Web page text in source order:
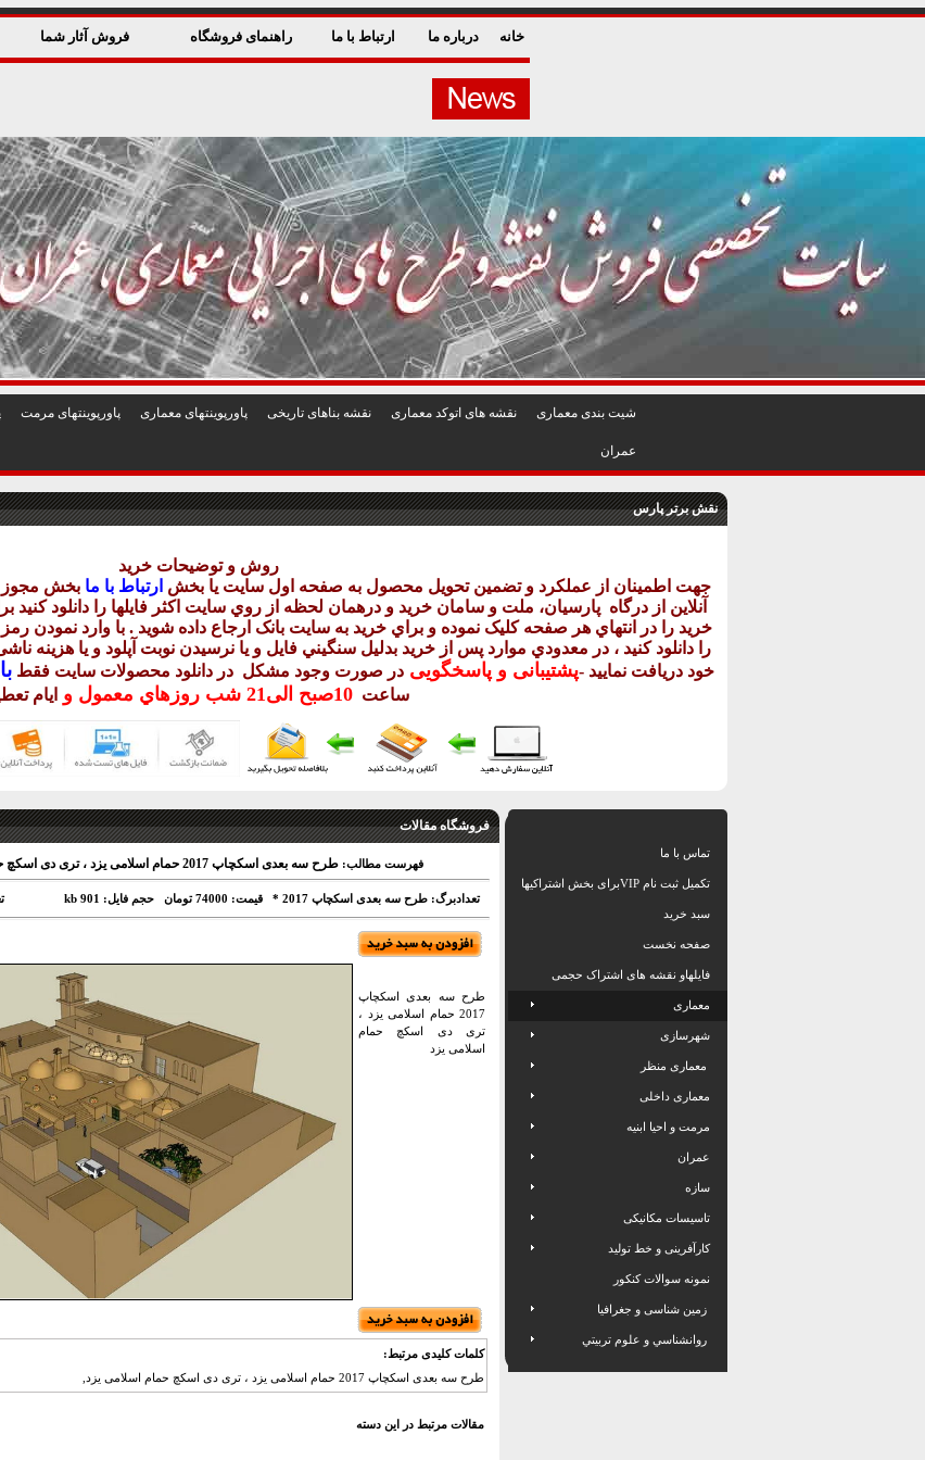
خانه درباره ما ارتباط با ما راهنمای فروشگاه فروش آثار شما
شيت بندی معماری نقشه های اتوکد معماری نقشه بناهای تاريخی پاورپوينتهای معماری پاورپوينتهای مرمت
عمران
نقش برتر پارس
روش و توضيحات خريد
جهت اطمينان از عملکرد و تضمين تحويل محصول به صفحه اول سايت يا بخش ارتباط با ما بخش مجوز
آنلاين از درگاه پارسيان، ملت و سامان خريد و درهمان لحظه از روي سايت اکثر فايلها را دانلود
خريد را در انتهاي هر صفحه کليک نموده و براي خريد به سايت بانک ارجاع داده شويد . با وارد نمودن
را دانلود کنيد ، در معدودي موارد پس از خريد بدليل سنگيني فايل و يا نرسيدن نوبت آپلود و يا هزينه
خود دريافت نماييد -پشتيبانی و پاسخگويی در صورت وجود مشکل در دانلود محصولات سايت فقط با
ساعت 10صبح الی21 شب روزهاي معمول و ايام
فروشگاه مقالات
فهرست مطالب: طرح سه بعدی اسکچاپ 2017 حمام اسلامی یزد ، تری دی اسکچ حمام اسلامی یزد
تعدادبرگ: طرح سه بعدی اسکچاپ 2017 * قیمت: 74000 تومان حجم فایل: 901 kb
طرح سه بعدی اسکچاپ
2017 حمام اسلامی یزد ،
تری دی اسکچ حمام
اسلامی یزد
کلمات کلیدی مرتبط:
طرح سه بعدی اسکچاپ 2017 حمام اسلامی یزد ، تری دی اسکچ حمام اسلامی یزد,
مقالات مرتبط در این دسته
تماس با ما
تکمیل ثبت نام VIPبرای بخش اشتراکیها
سبد خرید
صفحه نخست
فایلهاو نقشه های اشتراک حجمی
معماری
شهرسازی
معماری منظر
معماری داخلی
مرمت و احیا ابنیه
عمران
سازه
تاسیسات مکانیکی
کارآفرینی و خط تولید
نمونه سوالات کنکور
زمین شناسی و جغرافیا
روانشناسي و علوم تربيتي